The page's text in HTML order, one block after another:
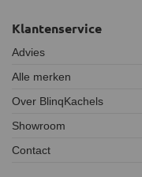
Klantenservice
Advies
Alle merken
Over BlinqKachels
Showroom
Contact